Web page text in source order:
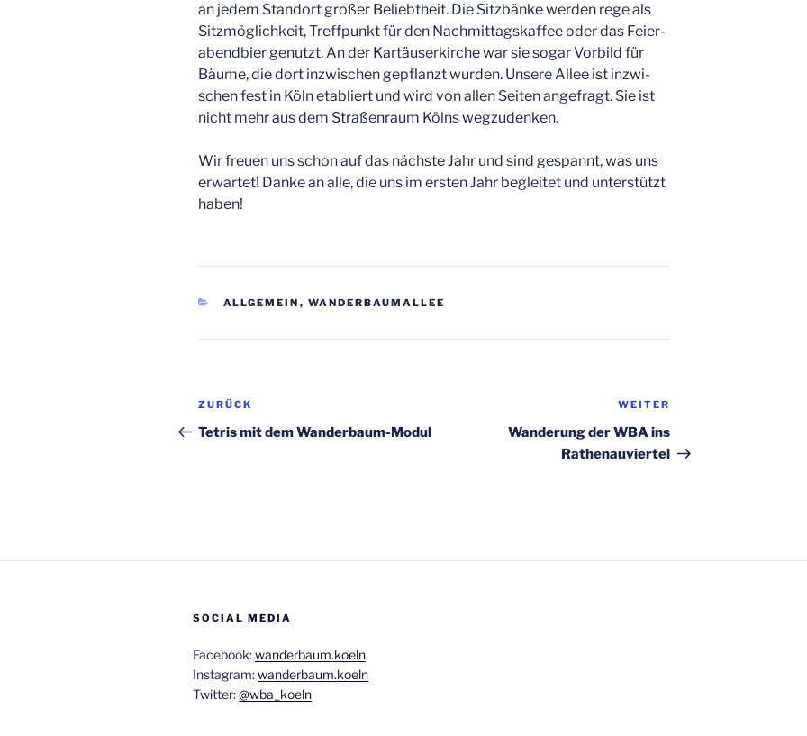
an jedem Stand­ort gro­ßer Beliebt­heit. Die Sitz­bän­ke wer­den rege als
Sitz­mög­lich­keit, Treff­punkt für den Nach­mit­tags­kaf­fee oder das Fei­er­
abend­bier genutzt. An der Kar­täu­ser­kir­che war sie sogar Vor­bild für
Bäu­me, die dort inzwi­schen gepflanzt wur­den. Unse­re Allee ist inzwi­
schen fest in Köln eta­bliert und wird von allen Sei­ten ange­fragt. Sie ist
nicht mehr aus dem Stra­ßen­raum Kölns wegzudenken.
Wir freu­en uns schon auf das nächs­te Jahr und sind gespannt, was uns
erwar­tet! Dan­ke an alle, die uns im ers­ten Jahr beglei­tet und unter­stützt
haben!
KATEGORIEN
ALLGEMEIN , WANDERBAUMALLEE
Beitragsnavigation
Vorheriger
Beitrag
ZURÜCK
Tetris mit dem Wanderbaum-Modul
Beitrag
WEITER
Wan­de­rung der WBA ins
Rathenauviertel
SOCIAL MEDIA
Facebook:wanderbaum.koeln
Instagram:wanderbaum.koeln
Twitter:@wba_koeln